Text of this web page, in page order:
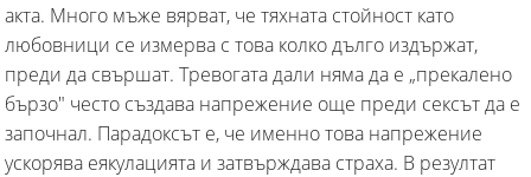
акта. Много мъже вярват, че тяхната стойност като
любовници се измерва с това колко дълго издържат,
преди да свършат. Тревогата дали няма да е „прекалено
бързо" често създава напрежение още преди сексът да е
започнал. Парадоксът е, че именно това напрежение
ускорява еякулацията и затвърждава страха. В резултат